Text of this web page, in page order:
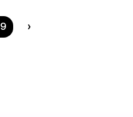
are on page